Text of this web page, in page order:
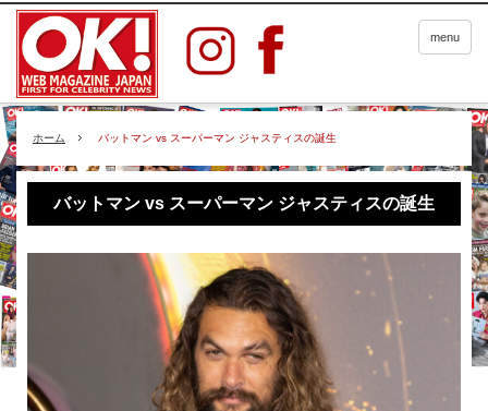
menu
ホーム バットマン vs スーパーマン ジャスティスの誕生
バットマン vs スーパーマン ジャスティスの誕生